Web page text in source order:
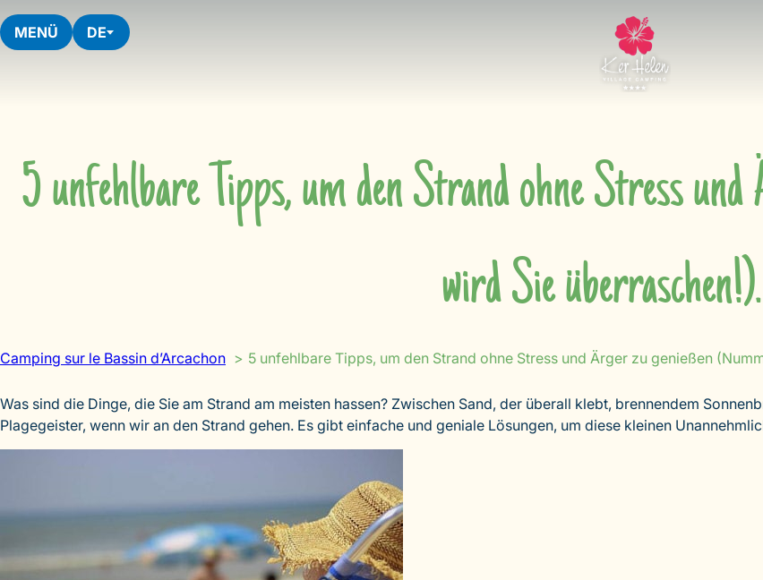
Skip
to
content
MENÜ DE
5 unfehlbare Tipps, um den Strand ohne Stress
wird Sie überraschen!).
Camping sur le Bassin d’Arcachon 5 unfehlbare Tipps, um den Strand ohne Stress und Ärger zu genießen
Was sind die Dinge, die Sie am Strand am meisten hassen? Zwischen Sand, der überall klebt, brennendem
Plagegeister, wenn wir an den Strand gehen. Es gibt einfache und geniale Lösungen, um diese kleinen